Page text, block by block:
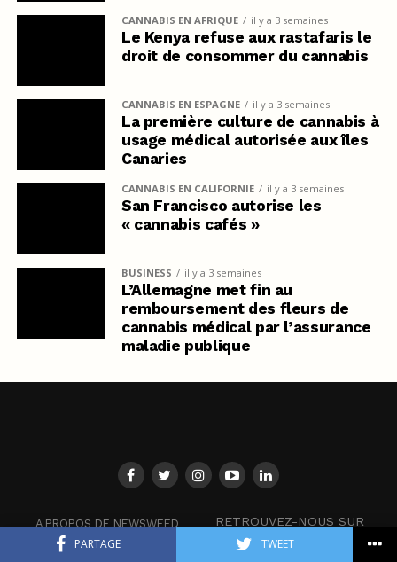
PARTAGE TWEET
CANNABIS EN AFRIQUE il y a 3 semaines
Le Kenya refuse aux rastafaris le
droit de consommer du cannabis
CANNABIS EN ESPAGNE il y a 3 semaines
La première culture de cannabis à
usage médical autorisée aux îles
Canaries
CANNABIS EN CALIFORNIE il y a 3 semaines
San Francisco autorise les
« cannabis cafés »
BUSINESS il y a 3 semaines
L’Allemagne met fin au
remboursement des fleurs de
cannabis médical par l’assurance
maladie publique
A PROPOS DE NEWSWEED
CONDITIONS GÉNÉRALES
RETROUVEZ-NOUS SUR